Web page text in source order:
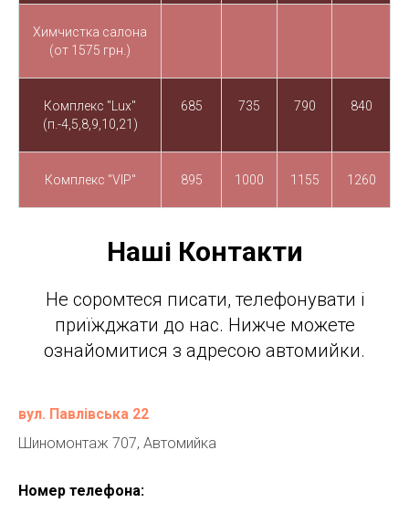
Химчистка салона
(от 1575 грн.)
Комплекс "Lux"
(п.-4,5,8,9,10,21)
685 735 790 840
Комплекс "VIP" 895 1000 1155 1260
Наші Контакти
Не соромтеся писати, телефонувати і
приїжджати до нас. Нижче можете
ознайомитися з адресою автомийки.
вул. Павлівська 22
Шиномонтаж 707, Автомийка
Номер телефона: